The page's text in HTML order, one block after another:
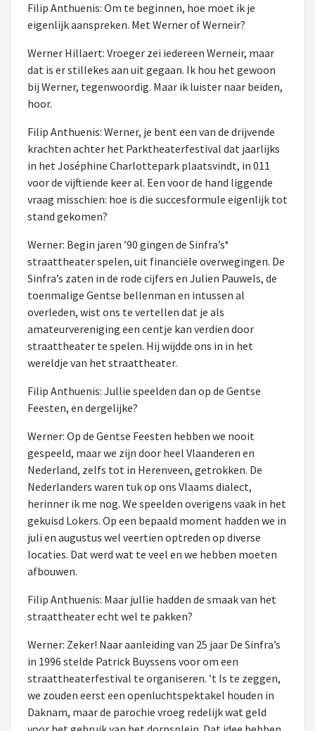
Filip Anthuenis: Om te beginnen, hoe moet ik je
eigenlijk aanspreken. Met Werner of Werneir?
Werner Hillaert: Vroeger zei iedereen Werneir, maar
dat is er stillekes aan uit gegaan. Ik hou het gewoon
bij Werner, tegenwoordig. Maar ik luister naar beiden,
hoor.
Filip Anthuenis: Werner, je bent een van de drijvende
krachten achter het Parktheaterfestival dat jaarlijks
in het Joséphine Charlottepark plaatsvindt, in 011
voor de vijftiende keer al. Een voor de hand liggende
vraag misschien: hoe is die succesformule eigenlijk tot
stand gekomen?
Werner: Begin jaren ’90 gingen de Sinfra’s*
straattheater spelen, uit financiële overwegingen. De
Sinfra’s zaten in de rode cijfers en Julien Pauwels, de
toenmalige Gentse bellenman en intussen al
overleden, wist ons te vertellen dat je als
amateurvereniging een centje kan verdien door
straattheater te spelen. Hij wijdde ons in in het
wereldje van het straattheater.
Filip Anthuenis: Jullie speelden dan op de Gentse
Feesten, en dergelijke?
Werner: Op de Gentse Feesten hebben we nooit
gespeeld, maar we zijn door heel Vlaanderen en
Nederland, zelfs tot in Herenveen, getrokken. De
Nederlanders waren tuk op ons Vlaams dialect,
herinner ik me nog. We speelden overigens vaak in het
gekuisd Lokers. Op een bepaald moment hadden we in
juli en augustus wel veertien optreden op diverse
locaties. Dat werd wat te veel en we hebben moeten
afbouwen.
Filip Anthuenis: Maar jullie hadden de smaak van het
straattheater echt wel te pakken?
Werner: Zeker! Naar aanleiding van 25 jaar De Sinfra’s
in 1996 stelde Patrick Buyssens voor om een
straattheaterfestival te organiseren. ’t Is te zeggen,
we zouden eerst een openluchtspektakel houden in
Daknam, maar de parochie vroeg redelijk wat geld